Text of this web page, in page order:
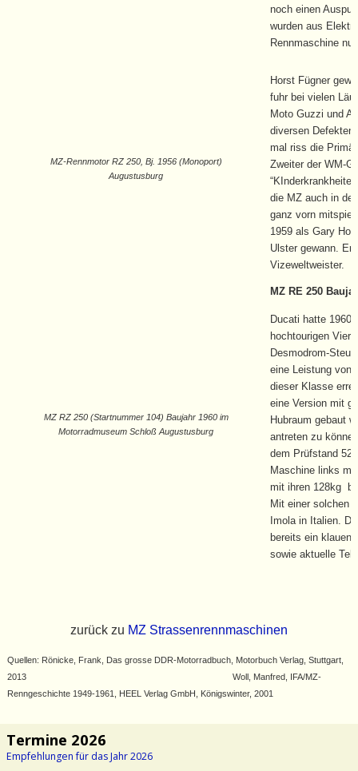
noch einen
wurden aus
Rennmaschine
MZ-Rennmotor RZ 250, Bj. 1956 (Monoport)
Augustusburg
Horst Fügner
fuhr bei vielen
Moto Guzzi und
diversen
mal riss die
Zweiter der WM-
die MZ auch in
ganz vorn
1959 als Gary
Ulster gewann. Er
Vizeweltweister.
MZ RZ 250 (Startnummer 104) Baujahr 1960 im
Motorradmuseum Schloß Augustusburg
MZ RE 250
Ducati hatte 1960
hochtourigen
Desmodrom-
eine Leistung von
dieser Klasse
eine Version mit
Hubraum gebaut
antreten zu
dem Prüfstand 52
Maschine links
mit ihren 128kg
Mit einer solchen
Imola in Italien.
bereits ein
sowie aktuelle
zurück zu MZ Strassenrennmaschinen
Quellen: Rönicke, Frank, Das grosse DDR-Motorradbuch, Motorbuch Verlag, Stuttgart,
2013 Woll, Manfred, IFA/MZ-
Renngeschichte 1949-1961, HEEL Verlag GmbH, Königswinter, 2001
Termine 2026
Empfehlungen für das Jahr 2026